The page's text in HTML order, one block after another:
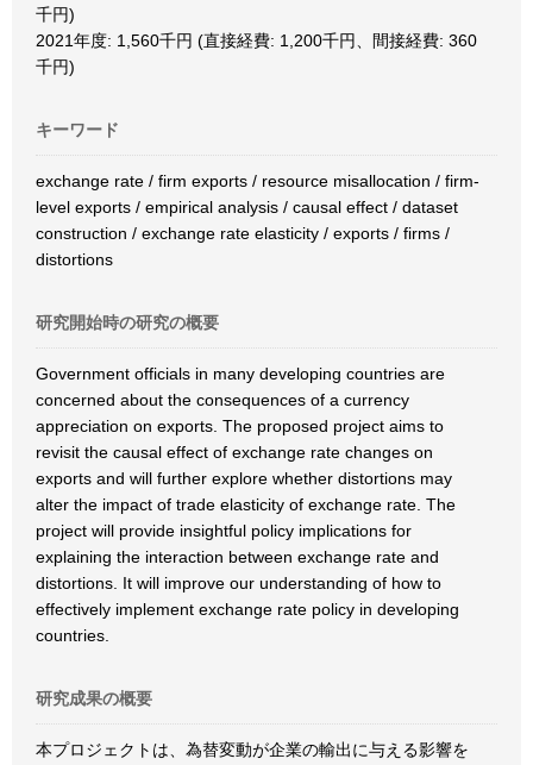
千円)
2021年度: 1,560千円 (直接経費: 1,200千円、間接経費: 360
千円)
キーワード
exchange rate / firm exports / resource misallocation / firm-
level exports / empirical analysis / causal effect / dataset
construction / exchange rate elasticity / exports / firms /
distortions
研究開始時の研究の概要
Government officials in many developing countries are
concerned about the consequences of a currency
appreciation on exports. The proposed project aims to
revisit the causal effect of exchange rate changes on
exports and will further explore whether distortions may
alter the impact of trade elasticity of exchange rate. The
project will provide insightful policy implications for
explaining the interaction between exchange rate and
distortions. It will improve our understanding of how to
effectively implement exchange rate policy in developing
countries.
研究成果の概要
本プロジェクトは、為替変動が企業の輸出に与える影響を